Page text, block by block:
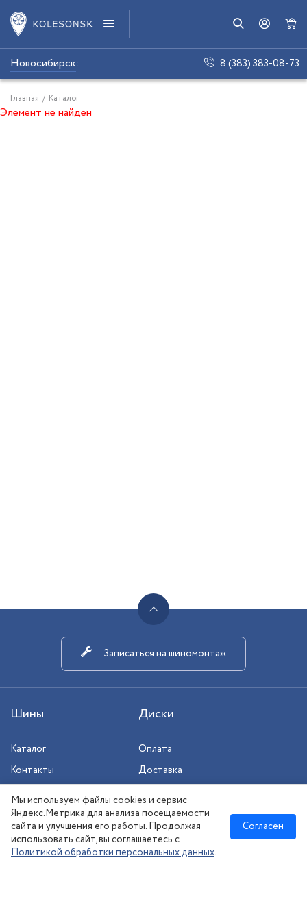
Новосибирск: 8 (383) 383-08-73
Главная / Каталог
Элемент не найден
Шины Диски
Каталог
Контакты
Оплата
Доставка
Сезонное хранение
Записаться на шиномонтаж
Новосибирск:
Мы используем файлы cookies и сервис
Яндекс.Метрика для анализа посещаемости
сайта и улучшения его работы. Продолжая
использовать сайт, вы соглашаетесь с
Политикой обработки персональных данных.
Согласен